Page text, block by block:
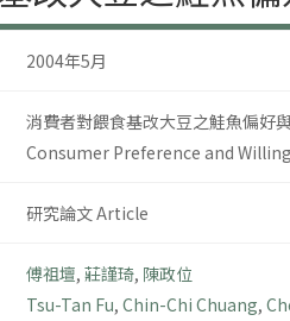
2004年5月
消費者對餵食基改大豆之鮭魚偏好
Consumer Preference and
研究論文 Article
傅祖壇, 莊謹琦, 陳政位
Tsu-Tan Fu, Chin-Chi Chuang,